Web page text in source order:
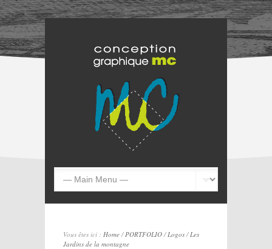
Vous êtes ici : Home/PORTFOLIO/Logos/Les
Jardins de la montagne